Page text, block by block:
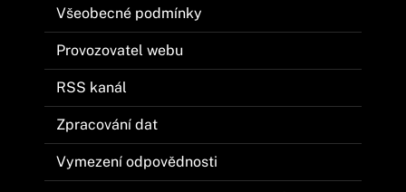
Všeobecné podmínky
Provozovatel webu
RSS kanál
Zpracování dat
Vymezení odpovědnosti